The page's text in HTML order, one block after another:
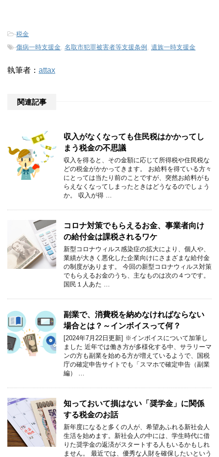
-税金
-傷病一時支援金, 名取市犯罪被害者等支援条例 , 遺族一時支援金
執筆者： attax
関連記事
収入がなくなっても住民税はかかってし
まう税金の不思議
収入を得ると、その金額に応じて所得税や住民税な
どの税金がかかってきます。 お給料を得ている方々
にとっては当たり前のことですが、突然お給料がも
らえなくなってしまったときはどうなるのでしょう
か。 収入が得 …
コロナ対策でもらえるお金、事業者向け
の給付金は課税されるワケ
新型コロナウィルス感染症の拡大により、個人や、
業績が大きく悪化した企業向けにさまざまな給付金
の制度があります。 今回の新型コロナウィルス対策
でもらえるお金のうち、主なものは次の４つです。
国民１人あた …
副業で、消費税を納めなければならない
場合とは？～インボイスって何？
[2024年7月22日更新] ※インボイスについて加筆し
ました 近年では働き方が多様化する中、サラリーマ
ンの方も副業を始める方が増えているようで、国税
庁の確定申告サイトでも「スマホで確定申告（副業
編） …
知っておいて損はない「奨学金」に関係
する税金のお話
新年度になると多くの人が、希望あふれる新社会人
生活を始めます。新社会人の中には、学生時代に借
りた奨学金の返済がスタートする人もいるかもしれ
ません。 最近では、優秀な人財を確保したいという